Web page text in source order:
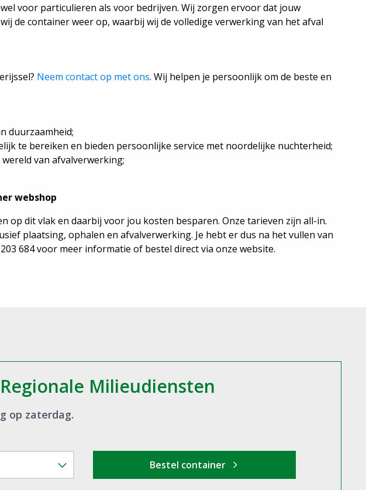
voor particulieren als voor bedrijven. Wij zorgen ervoor dat jouw
de container weer op, waarbij wij de volledige verwerking van het afval
Neem contact op met ons. Wij helpen je persoonlijk om de beste en
duurzaamheid;
te bereiken en bieden persoonlijke service met noordelijke nuchterheid;
van afvalverwerking;
webshop
dit vlak en daarbij voor jou kosten besparen. Onze tarieven zijn all-in.
plaatsing, ophalen en afvalverwerking. Je hebt er dus na het vullen van
684 voor meer informatie of bestel direct via onze website.